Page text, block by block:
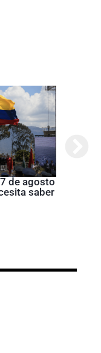
de agosto
saber